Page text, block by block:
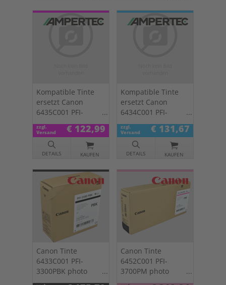
Kompatible Tinte
ersetzt Canon
6435C001 PFI-
3300M magenta
zzgl.
Versand
€ 122,99
DETAILS KAUFEN
Kompatible Tinte
ersetzt Canon
6434C001 PFI-
3300C cyan
zzgl.
Versand
€ 131,67
DETAILS KAUFEN
Canon Tinte
6433C001 PFI-
3300PBK photo
black
Canon Tinte
6452C001 PFI-
3700PM photo
magenta